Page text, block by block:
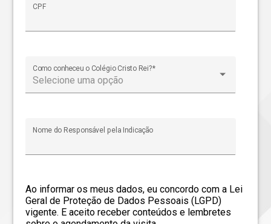
CPF
Selecione uma opção
Como conheceu o Colégio Cristo Rei?*
Nome do Responsável pela Indicação
Ao informar os meus dados, eu concordo com a Lei
Geral de Proteção de Dados Pessoais (LGPD)
vigente. E aceito receber conteúdos e lembretes